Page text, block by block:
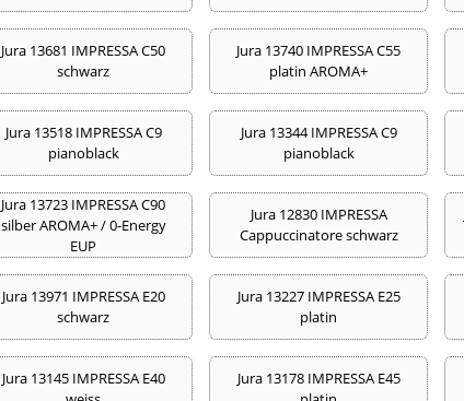
Jura 13681 IMPRESSA C50
schwarz
Jura 13740 IMPRESSA C55
platin AROMA+
Jura 13518 IMPRESSA C9
pianoblack
Jura 13344 IMPRESSA C9
pianoblack
Jura 13723 IMPRESSA C90
silber AROMA+ / 0-Energy
EUP
Jura 12830 IMPRESSA
Cappuccinatore schwarz
Jura 13971 IMPRESSA E20
schwarz
Jura 13227 IMPRESSA E25
platin
Jura 13145 IMPRESSA E40
Jura 13178 IMPRESSA E45